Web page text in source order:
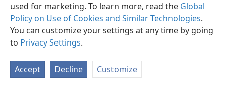
used for marketing. To learn more, read the Global
Policy on Use of Cookies and Similar Technologies.
You can customize your settings at any time by going
to Privacy Settings.
Accept Decline Customize